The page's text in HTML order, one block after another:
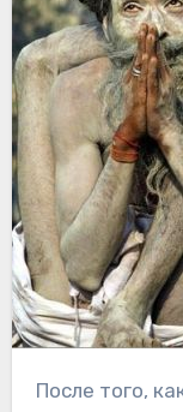
После того,